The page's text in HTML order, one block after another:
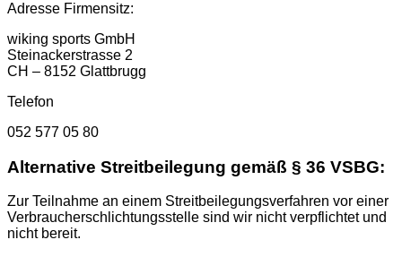
Adresse Firmensitz:
wiking sports GmbH
Steinackerstrasse 2
CH – 8152 Glattbrugg
Telefon
052 577 05 80
Alternative Streitbeilegung gemäß § 36 VSBG:
Zur Teilnahme an einem Streitbeilegungsverfahren vor einer
Verbraucherschlichtungsstelle sind wir nicht verpflichtet und
nicht bereit.